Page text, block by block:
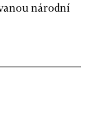
národní